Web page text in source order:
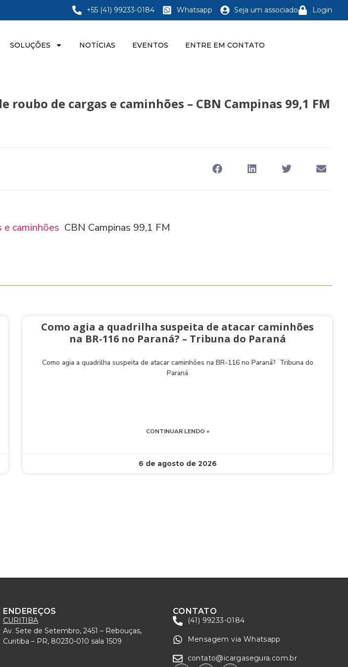
+55 (41) 99233-0184 Whatsapp Seja um associado Login
SOLUÇÕES NOTÍCIAS EVENTOS ENTRE EM CONTATO
de cargas e caminhões – CBN Campinas 99,1 FM
caminhões CBN Campinas 99,1 FM
Como agia a quadrilha suspeita de atacar caminhões
na BR-116 no Paraná? – Tribuna do Paraná
Como agia a quadrilha suspeita de atacar caminhões na BR-116 no Paraná? Tribuna do
Paraná
CONTINUAR LENDO »
6 de agosto de 2026
ENDEREÇOS
CURITIBA
Av. Sete de Setembro, 2451 – Rebouças,
Curitiba – PR, 80230-010 sala 1509
CONTATO
(41) 99233-0184
Mensagem via Whatsapp
contato@icargasegura.com.br